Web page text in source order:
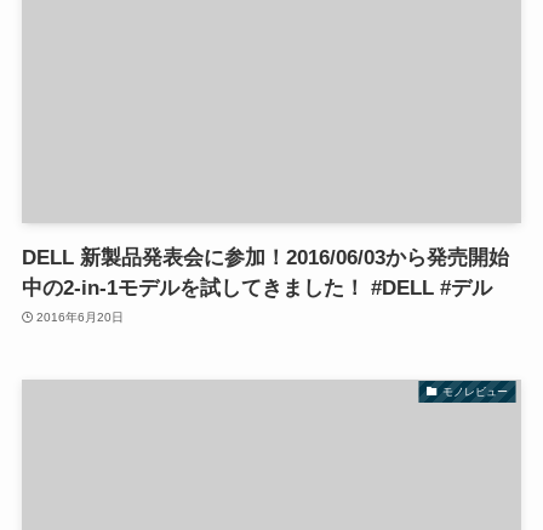
DELL 新製品発表会に参加！2016/06/03から発売開始
中の2-in-1モデルを試してきました！ #DELL #デル
2016年6月20日
モノレビュー